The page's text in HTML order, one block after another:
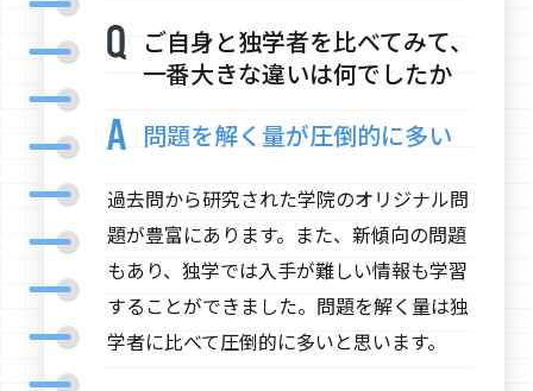
ご自身と独学者を比べてみて、
一番大きな違いは何でしたか
問題を解く量が圧倒的に多い
過去問から研究された学院のオリジナル問
題が豊富にあります。また、新傾向の問題
もあり、独学では入手が難しい情報も学習
することができました。問題を解く量は独
学者に比べて圧倒的に多いと思います。